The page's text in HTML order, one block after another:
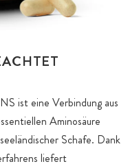
ist eine Verbindung aus
Aminosäure
Schafe. Dank
liefert